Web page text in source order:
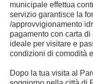
municipale effettua
servizio garantisce la
/approvvigionamento
pagamento con carta
ideale per visitare e
condizioni di comodità
Dopo la tua visita al